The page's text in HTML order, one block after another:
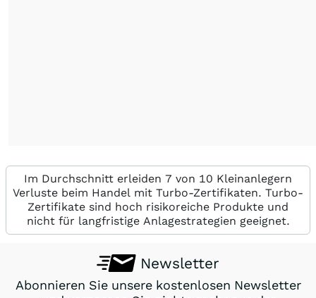
Im Durchschnitt erleiden 7 von 10 Kleinanlegern
Verluste beim Handel mit Turbo-Zertifikaten. Turbo-
Zertifikate sind hoch risikoreiche Produkte und
nicht für langfristige Anlagestrategien geeignet.
Newsletter
Abonnieren Sie unsere kostenlosen Newsletter